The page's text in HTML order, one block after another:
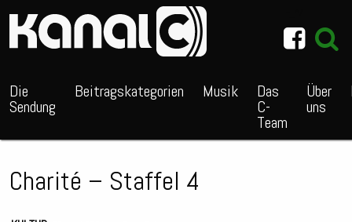
Die
Sendung
Beitragskategorien Musik Das
C-
Team
Über
uns
Charité – Staffel 4